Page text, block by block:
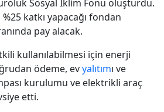
Sosyal İklim Fonu oluşturdu.
katkı yapacağı fondan
pay alacak.
kullanılabilmesi için enerji
ödeme, evyalıtımı ve
kurulumu ve elektrikli araç
etti.